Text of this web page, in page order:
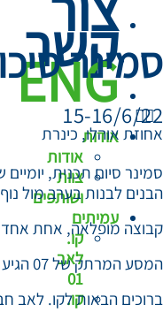
קשר
ENG
אודות
אודות
צוות
ושותפים
עמיתים
קו.
לאב
01
קו.
סמינר
15-16/6/22
אחוזת אוהלו, כינרת
סמינר סיום תכנית,
הבנים לבנות בערב מול
קבוצה מופלאה, אחת אחד,
המסע המרתק של 07 הגיע לסיום התכנית, אבל ההמשך ביוזמות ובקהילת הבוגרים/ות רק יוצא לדרכו…
ברוכים הבאות לקו. לאב